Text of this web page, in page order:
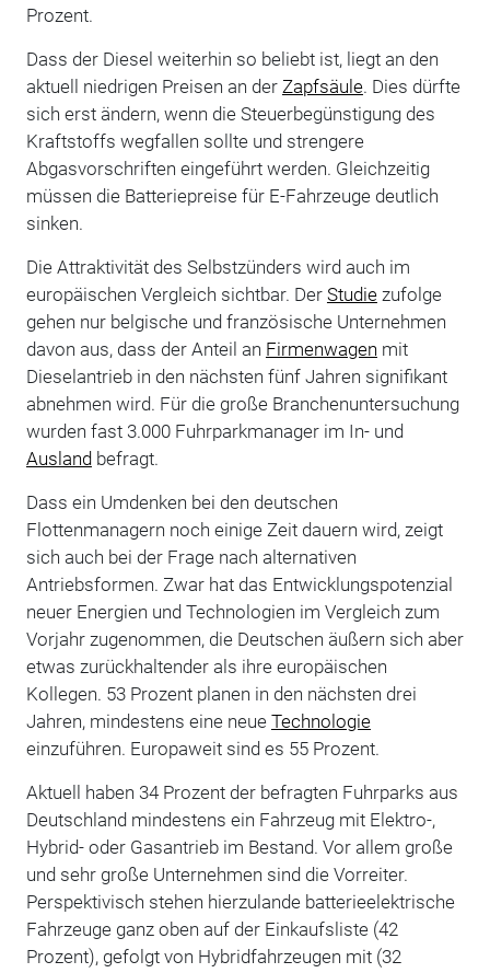
Prozent.
Dass der Diesel weiterhin so beliebt ist, liegt an den
aktuell niedrigen Preisen an der Zapfsäule. Dies dürfte
sich erst ändern, wenn die Steuerbegünstigung des
Kraftstoffs wegfallen sollte und strengere
Abgasvorschriften eingeführt werden. Gleichzeitig
müssen die Batteriepreise für E-Fahrzeuge deutlich
sinken.
Die Attraktivität des Selbstzünders wird auch im
europäischen Vergleich sichtbar. Der Studiezufolge
gehen nur belgische und französische Unternehmen
davon aus, dass der Anteil an Firmenwagen mit
Dieselantrieb in den nächsten fünf Jahren signifikant
abnehmen wird. Für die große Branchenuntersuchung
wurden fast 3.000 Fuhrparkmanager im In- und
Auslandbefragt.
Dass ein Umdenken bei den deutschen
Flottenmanagern noch einige Zeit dauern wird, zeigt
sich auch bei der Frage nach alternativen
Antriebsformen. Zwar hat das Entwicklungspotenzial
neuer Energien und Technologien im Vergleich zum
Vorjahr zugenommen, die Deutschen äußern sich aber
etwas zurückhaltender als ihre europäischen
Kollegen. 53 Prozent planen in den nächsten drei
Jahren, mindestens eine neue Technologie
einzuführen. Europaweit sind es 55 Prozent.
Aktuell haben 34 Prozent der befragten Fuhrparks aus
Deutschland mindestens ein Fahrzeug mit Elektro-,
Hybrid- oder Gasantrieb im Bestand. Vor allem große
und sehr große Unternehmen sind die Vorreiter.
Perspektivisch stehen hierzulande batterieelektrische
Fahrzeuge ganz oben auf der Einkaufsliste (42
Prozent), gefolgt von Hybridfahrzeugen mit (32